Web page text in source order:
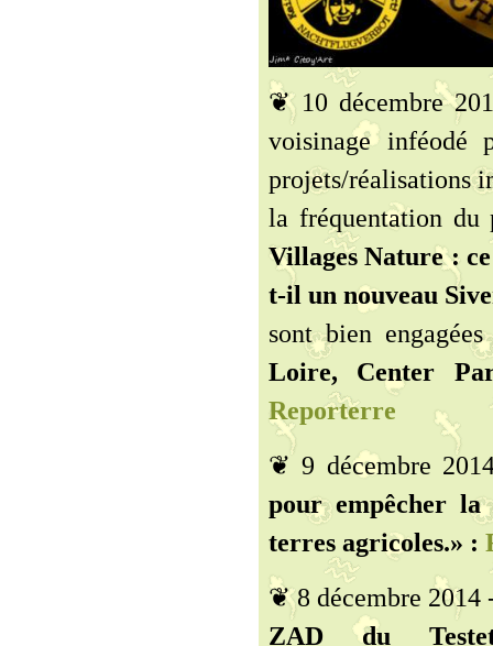
❦ 10 décembre
voisinage inféodé
projets/réalisations
la fréquentation du
Villages Nature :
t-il un nouveau
sont bien
Loire, Center
Reporterre
❦ 9 décembre
pour empêcher la
terres agricoles.» :
❦ 8 décembre 2014
ZAD du